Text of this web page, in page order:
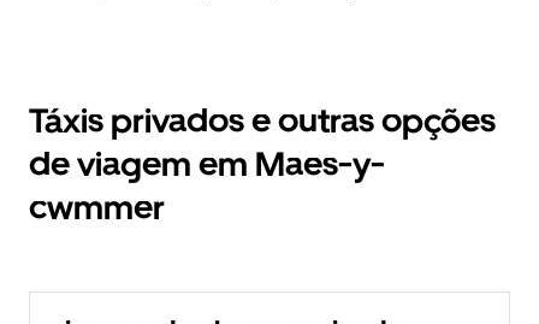
Táxis privados e outras opções
de viagem em Maes-y-
cwmmer